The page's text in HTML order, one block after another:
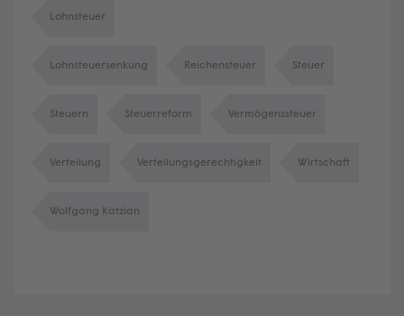
Lohnsteuer
Lohnsteuersenkung Reichensteuer Steuer
Steuern Steuerreform Vermögenssteuer
Verteilung Verteilungsgerechtigkeit Wirtschaft
Wolfgang Katzian